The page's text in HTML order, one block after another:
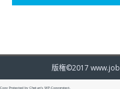
版権©2017
Copy Protected by Chetan's WP-Copyprotect.